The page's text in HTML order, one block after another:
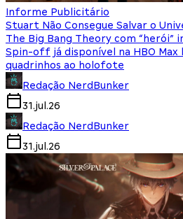
Informe Publicitário
Stuart Não Consegue Salvar o
The Big Bang Theory com “herói”
Spin-off já disponível na HBO Max
quadrinhos ao holofote
Redação NerdBunker
31.jul.26
Redação NerdBunker
31.jul.26